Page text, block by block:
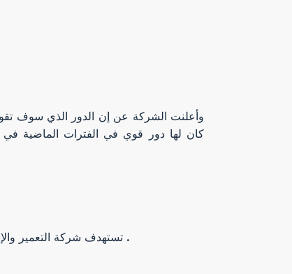
وأعلنت الشركة عن إن الدور الذي سوف
كان لها دور قوي في الفترات الماضية في
تستهدف شركة التعمير والإسكان التوسع في الحصول على الأراضي المختلفة في مدن متنوعة وبمساحات مميزة ومناسبة للمشاريع التي ترغب في المساهمة فيها .